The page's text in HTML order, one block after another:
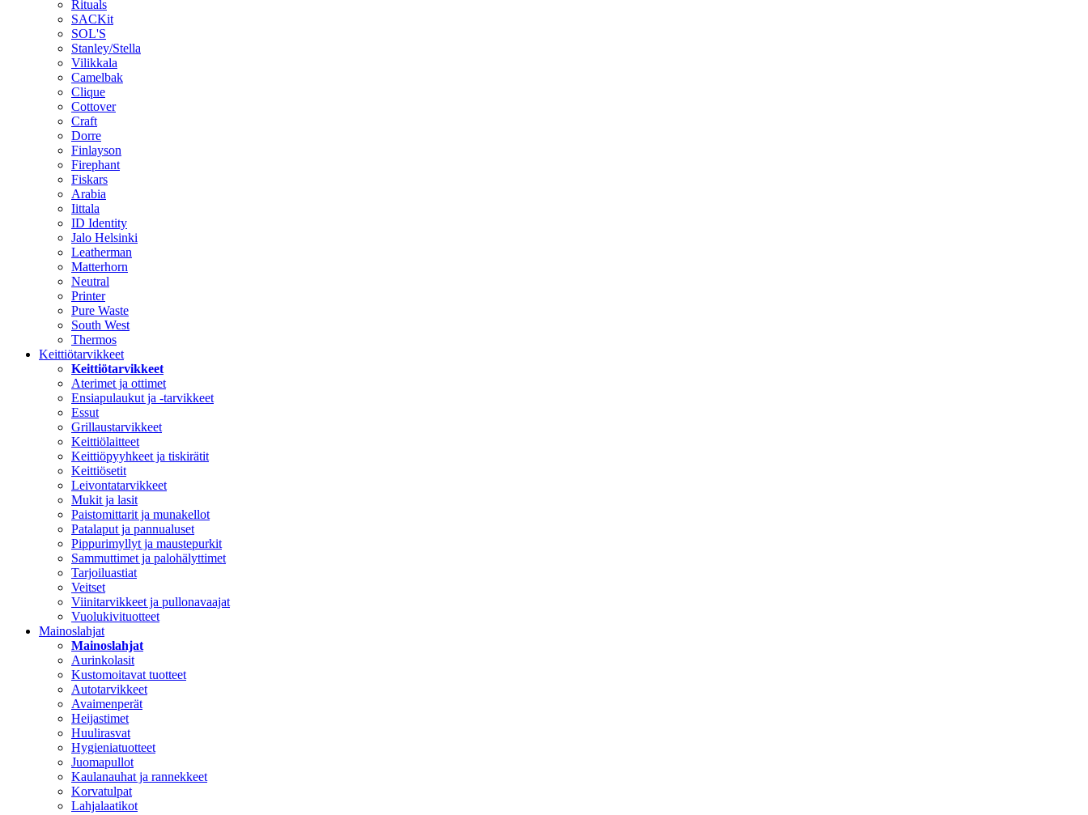
Rituals
SACKit
SOL'S
Stanley/Stella
Vilikkala
Camelbak
Clique
Cottover
Craft
Dorre
Finlayson
Firephant
Fiskars
Arabia
Iittala
ID Identity
Jalo Helsinki
Leatherman
Matterhorn
Neutral
Printer
Pure Waste
South West
Thermos
Keittiötarvikkeet
Keittiötarvikkeet
Aterimet ja ottimet
Ensiapulaukut ja -tarvikkeet
Essut
Grillaustarvikkeet
Keittiölaitteet
Keittiöpyyhkeet ja tiskirätit
Keittiösetit
Leivontatarvikkeet
Mukit ja lasit
Paistomittarit ja munakellot
Patalaput ja pannualuset
Pippurimyllyt ja maustepurkit
Sammuttimet ja palohälyttimet
Tarjoiluastiat
Veitset
Viinitarvikkeet ja pullonavaajat
Vuolukivituotteet
Mainoslahjat
Mainoslahjat
Aurinkolasit
Kustomoitavat tuotteet
Autotarvikkeet
Avaimenperät
Heijastimet
Huulirasvat
Hygieniatuotteet
Juomapullot
Kaulanauhat ja rannekkeet
Korvatulpat
Lahjalaatikot